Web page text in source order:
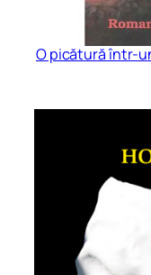
O picătură într-